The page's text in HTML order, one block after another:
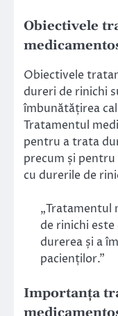
Obiectivele
Obiectivele
dureri de rinichi
îmbunătățirea
Tratamentul
pentru a trata
precum și
cu durerile de
„Tratamentul
de rinichi
durerea și a
pacienților.”
Importanța